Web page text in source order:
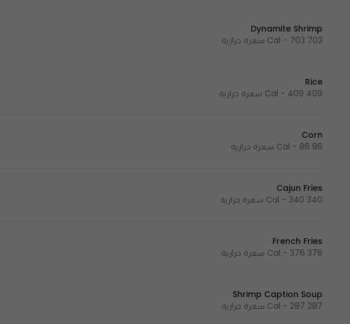
Dynamite Shrimp
703 Cal - 703 سعرة حرارية
Rice
409 Cal - 409 سعرة حرارية
Corn
86 Cal - 86 سعرة حرارية
Cajun Fries
340 Cal - 340 سعرة حرارية
French Fries
376 Cal - 376 سعرة حرارية
Shrimp Caption Soup
287 Cal - 287 سعرة حرارية